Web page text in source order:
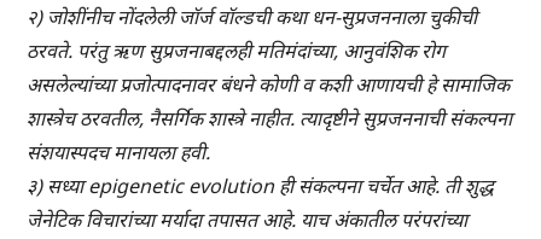
२) जोशींनीच नोंदलेली जॉर्ज वॉल्डची कथा धन-सुप्रजननाला चुकीची
ठरवते. परंतु ऋण सुप्रजनाबद्दलही मतिमंदांच्या, आनुवंशिक रोग
असलेल्यांच्या प्रजोत्पादनावर बंधने कोणी व कशी आणायची हे सामाजिक
शास्त्रेच ठरवतील, नैसर्गिक शास्त्रे नाहीत. त्यादृष्टीने सुप्रजननाची संकल्पना
संशयास्पदच मानायला हवी.
३) सध्या epigenetic evolution ही संकल्पना चर्चेत आहे. ती शुद्ध
जेनेटिक विचारांच्या मर्यादा तपासत आहे. याच अंकातील परंपरांच्या